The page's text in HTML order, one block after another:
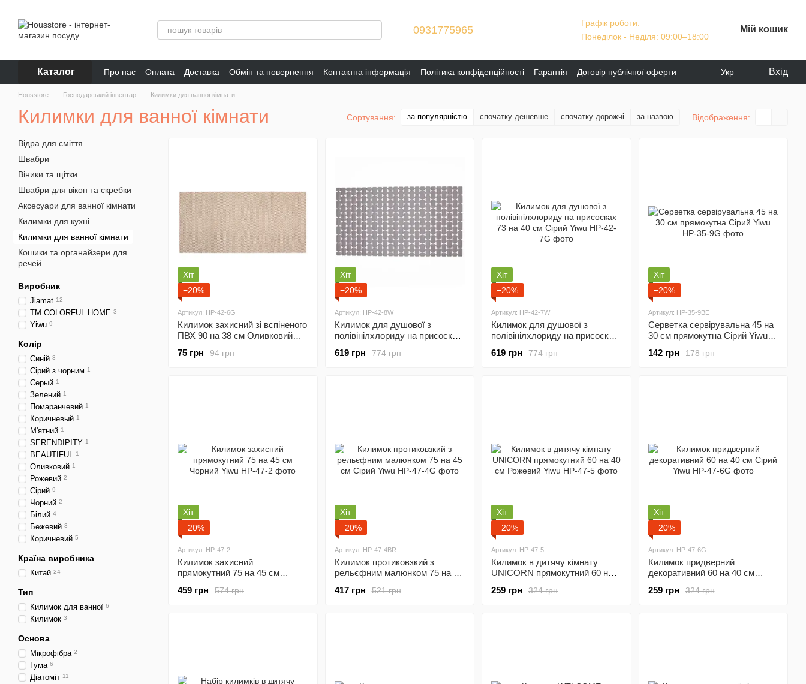
0931775965
Графік роботи:
Понеділок - Неділя: 09:00–18:00
Мій кошик
Каталог Про нас Оплата Доставка Обмін та повернення Контактна інформація Політика конфіденційності Гарантія
Договір публічної оферти
Відгуки про магазин
Укр Вхід
Housstore Господарський інвентар Килимки для ванної кімнати
Килимки для ванної кімнати Сортування: за популярністю спочатку дешевше спочатку дорожчі за назвою Відображення:
Хіт
−20%
Артикул: HP-42-6G
Килимок захисний зі вспіненого
ПВХ 90 на 38 см Оливковий
94 грн
75 грн
Хіт
−20%
Артикул: HP-42-8W
Килимок для душової з
полівінілхлориду на присосках
8G
774 грн
619 грн
Хіт
−20%
Артикул: HP-42-7W
Килимок для душової з
полівінілхлориду на присосках
7G
774 грн
619 грн
Хіт
−20%
Артикул: HP-35-9BE
Серветка сервірувальна 45 на
30 см прямокутна Сірий Yiwu
178 грн
142 грн
Хіт
−20%
Артикул: HP-47-2
Килимок захисний
прямокутний 75 на 45 см
574 грн
459 грн
Хіт
−20%
Артикул: HP-47-4BR
Килимок протиковзкий з
рельєфним малюнком 75 на 45
521 грн
417 грн
Хіт
−20%
Артикул: HP-47-5
Килимок в дитячу кімнату
UNICORN прямокутний 60 на
324 грн
259 грн
Хіт
−20%
Артикул: HP-47-6G
Килимок придверний
декоративний 60 на 40 см
324 грн
259 грн
Відра для сміття
Швабри
Віники та щітки
Швабри для вікон та скребки
Аксесуари для ванної кімнати
Килимки для кухні
Килимки для ванної кімнати
Кошики та органайзери для
речей
Виробник
Jiamat 12
ТМ COLORFUL HOME 3
Yiwu 9
Колір
Синій 3
Сірий з чорним 1
Серый 1
Зелений 1
Помаранчевий 1
Коричневый 1
М'ятний 1
SERENDIPITY 1
BEAUTIFUL 1
Оливковий 1
Рожевий 2
Сірий 9
Чорний 2
Білий 4
Бежевий 3
Коричневий 5
Країна виробника
Китай 24
Тип
Килимок для ванної 6
Килимок 3
Основа
Мікрофібра 2
Гума 6
Діатоміт 11